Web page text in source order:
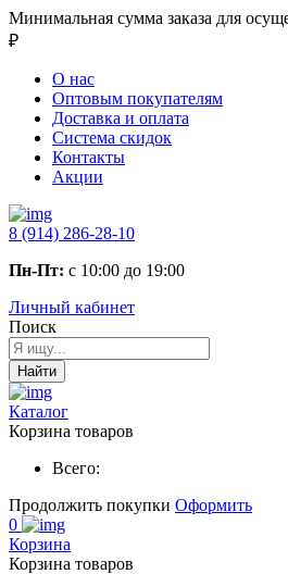
Минимальная сумма заказа для
₽
О нас
Оптовым покупателям
Доставка и оплата
Система скидок
Контакты
Акции
8 (914) 286-28-10
Пн-Пт: с 10:00 до 19:00
Личный кабинет
Поиск
Найти
Каталог
Корзина товаров
Всего:
Продолжить покупки Оформить
0
Корзина
Корзина товаров